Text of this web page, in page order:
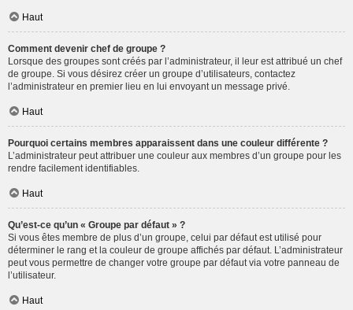
Haut
Comment devenir chef de groupe ?
Lorsque des groupes sont créés par l’administrateur, il leur est attribué un chef
de groupe. Si vous désirez créer un groupe d’utilisateurs, contactez
l’administrateur en premier lieu en lui envoyant un message privé.
Haut
Pourquoi certains membres apparaissent dans une couleur différente ?
L’administrateur peut attribuer une couleur aux membres d’un groupe pour les
rendre facilement identifiables.
Haut
Qu’est-ce qu’un « Groupe par défaut » ?
Si vous êtes membre de plus d’un groupe, celui par défaut est utilisé pour
déterminer le rang et la couleur de groupe affichés par défaut. L’administrateur
peut vous permettre de changer votre groupe par défaut via votre panneau de
l’utilisateur.
Haut